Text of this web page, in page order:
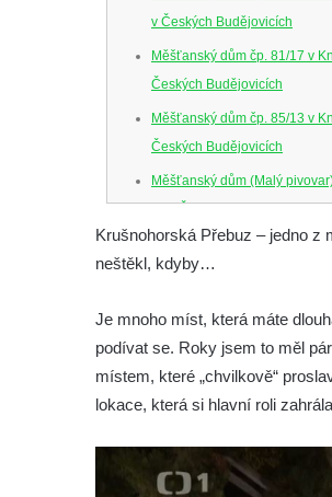
v Českých Budějovicích
Měšťanský dům čp. 81/17 v
Českých Budějovicích
Měšťanský dům čp. 85/13 v
Českých Budějovicích
Měšťanský dům (Malý
IV. v Českých Budějovicích
Dům U Ferusů na
Českých Budějovicích
Biskupská rezidence v
Budějovicích
Fara v Římově
Krušnohorská Přebuz – jedno z
neštěkl, kdyby…
Je mnoho míst, která máte
podívat se. Roky jsem to měl
místem, které „chvilkově“
lokace, která si hlavní roli